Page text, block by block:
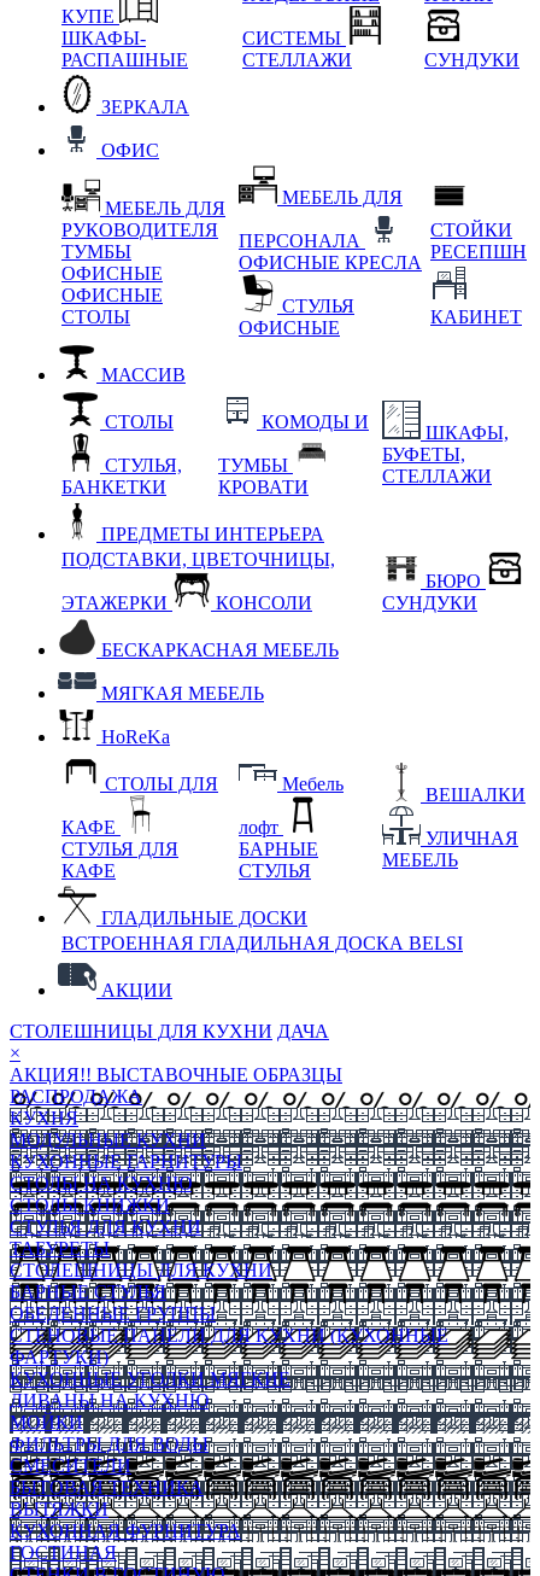
КУПЕ
ШКАФЫ-
РАСПАШНЫЕ
СИСТЕМЫ
СТЕЛЛАЖИ
СУНДУКИ
ЗЕРКАЛА
ОФИС
МЕБЕЛЬ ДЛЯ
РУКОВОДИТЕЛЯ
ТУМБЫ
ОФИСНЫЕ
ОФИСНЫЕ
СТОЛЫ
МЕБЕЛЬ ДЛЯ
ПЕРСОНАЛА
ОФИСНЫЕ КРЕСЛА
СТУЛЬЯ
ОФИСНЫЕ
СТОЙКИ
РЕСЕПШН
КАБИНЕТ
МАССИВ
СТОЛЫ
СТУЛЬЯ,
БАНКЕТКИ
КОМОДЫ И
ТУМБЫ
КРОВАТИ
ШКАФЫ,
БУФЕТЫ,
СТЕЛЛАЖИ
ПРЕДМЕТЫ ИНТЕРЬЕРА
ПОДСТАВКИ, ЦВЕТОЧНИЦЫ,
ЭТАЖЕРКИ КОНСОЛИ
БЮРО
СУНДУКИ
БЕСКАРКАСНАЯ МЕБЕЛЬ
МЯГКАЯ МЕБЕЛЬ
HoReKa
СТОЛЫ ДЛЯ
КАФЕ
СТУЛЬЯ ДЛЯ
КАФЕ
Мебель
лофт
БАРНЫЕ
СТУЛЬЯ
ВЕШАЛКИ
УЛИЧНАЯ
МЕБЕЛЬ
ГЛАДИЛЬНЫЕ ДОСКИ
ВСТРОЕННАЯ ГЛАДИЛЬНАЯ ДОСКА BELSI
АКЦИИ
СТОЛЕШНИЦЫ ДЛЯ КУХНИ ДАЧА
×
АКЦИЯ!! ВЫСТАВОЧНЫЕ ОБРАЗЦЫ
РАСПРОДАЖА
КУХНЯ
МОДУЛЬНЫЕ КУХНИ
КУХОННЫЕ ГАРНИТУРЫ
СТОЛЫ НА КУХНЮ
СТОЛЫ КНИЖКИ
СТУЛЬЯ ДЛЯ КУХНИ
ТАБУРЕТЫ
СТОЛЕШНИЦЫ ДЛЯ КУХНИ
БАРНЫЕ СТУЛЬЯ
ОБЕДЕННЫЕ ГРУППЫ
СТЕНОВЫЕ ПАНЕЛИ ДЛЯ КУХНИ (КУХОННЫЕ
ФАРТУКИ)
КУХОННЫЕ УГОЛКИ МЯГКИЕ
ДИВАНЫ НА КУХНЮ
МОЙКИ
ФИЛЬТРЫ ДЛЯ ВОДЫ
СМЕСИТЕЛИ
БЫТОВАЯ ТЕХНИКА
ВЫТЯЖКИ
КУХОННАЯ ФУРНИТУРА
ГОСТИНАЯ